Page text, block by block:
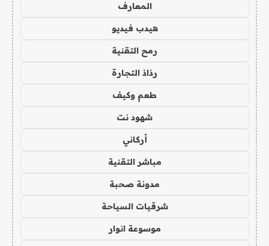
المعارف
هيدب فيديو
رمح التقنية
رذاذ التجارة
طعم وكيف
شهود نت
أركاني
مباشر التقنية
مدونة صحبة
شرقيات السياحة
موسوعة انوار